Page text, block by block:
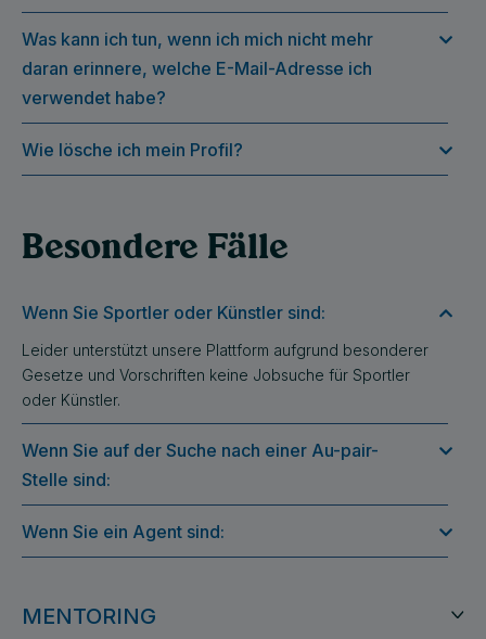
Was kann ich tun, wenn ich mich nicht mehr
daran erinnere, welche E-Mail-Adresse ich
verwendet habe?
Wie lösche ich mein Profil?
Besondere Fälle
Wenn Sie Sportler oder Künstler sind:
Leider unterstützt unsere Plattform aufgrund besonderer
Gesetze und Vorschriften keine Jobsuche für Sportler
oder Künstler.
Wenn Sie auf der Suche nach einer Au-pair-
Stelle sind:
Wenn Sie ein Agent sind:
MENTORING